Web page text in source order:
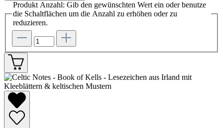
Produkt Anzahl: Gib den gewünschten Wert ein oder benutze
die Schaltflächen um die Anzahl zu erhöhen oder zu
reduzieren.